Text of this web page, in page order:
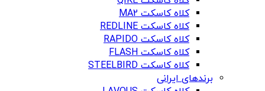
کلاه کاسکت MA2
کلاه کاسکت REDLINE
کلاه کاسکت RAPIDO
کلاه کاسکت FLASH
کلاه کاسکت STEELBIRD
برندهای ایرانی